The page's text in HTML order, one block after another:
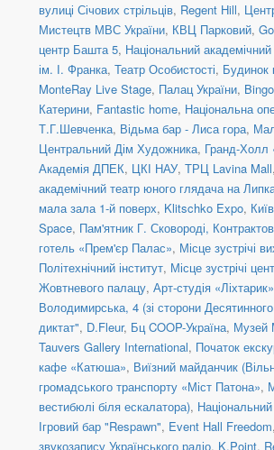
вулиці Січових стрільців, Regent Hill,
Мистецтв МВС України, КВЦ Парковий,
центр Башта 5, Національний
ім. І. Франка, Театр Особистості, Будинок
MonteRay Live Stage, Палац України, Bingo
Катерини, Fantastic home, Національна
Т.Г.Шевченка, Відьма бар - Лиса гора,
Центральний Дім Художника, Гранд-Холл
Академія ДПЕК, ЦКІ НАУ, ТРЦ Lavina Mall,
академічний театр юного глядача на
мала зала 1-й поверх, Klitschko Expo,
Space, Пам'ятник Г. Сковороді,
готель «Прем'єр Палас», Місце зустрічі
Політехнічний інститут, Місце зустрічі
Жовтневого палацу, Арт-студія «Ліхтарик»
Володимирська, 4 (зі сторони
диктат", D.Fleur, Бц COOP-Україна, Музей
Tauvers Gallery International, Початок
кафе «Катюша», Виїзний майданчик
громадського транспорту «Міст Патона»,
вестибюлі біля ескалатора),
Ігровий бар "Respawn", Event Hall Freedom,
звукозапису Українського радіо, K.Point,